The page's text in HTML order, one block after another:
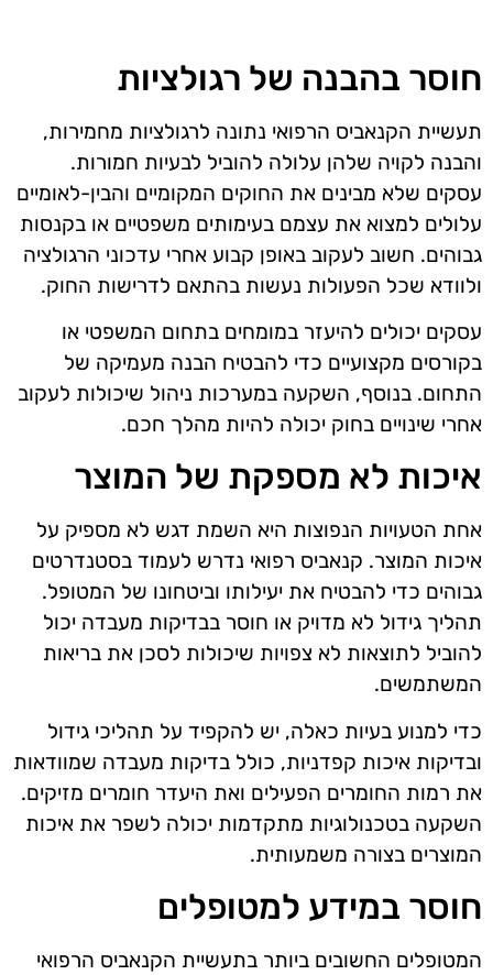
חוסר בהבנה של רגולציות
תעשיית הקנאביס הרפואי נתונה לרגולציות מחמירות,
והבנה לקויה שלהן עלולה להוביל לבעיות חמורות.
עסקים שלא מבינים את החוקים המקומיים והבין-לאומיים
עלולים למצוא את עצמם בעימותים משפטיים או בקנסות
גבוהים. חשוב לעקוב באופן קבוע אחרי עדכוני הרגולציה
ולוודא שכל הפעולות נעשות בהתאם לדרישות החוק.
עסקים יכולים להיעזר במומחים בתחום המשפטי או
בקורסים מקצועיים כדי להבטיח הבנה מעמיקה של
התחום. בנוסף, השקעה במערכות ניהול שיכולות לעקוב
אחרי שינויים בחוק יכולה להיות מהלך חכם.
איכות לא מספקת של המוצר
אחת הטעויות הנפוצות היא השמת דגש לא מספיק על
איכות המוצר. קנאביס רפואי נדרש לעמוד בסטנדרטים
גבוהים כדי להבטיח את יעילותו וביטחונו של המטופל.
תהליך גידול לא מדויק או חוסר בבדיקות מעבדה יכול
להוביל לתוצאות לא צפויות שיכולות לסכן את בריאות
המשתמשים.
כדי למנוע בעיות כאלה, יש להקפיד על תהליכי גידול
ובדיקות איכות קפדניות, כולל בדיקות מעבדה שמוודאות
את רמות החומרים הפעילים ואת היעדר חומרים מזיקים.
השקעה בטכנולוגיות מתקדמות יכולה לשפר את איכות
המוצרים בצורה משמעותית.
חוסר במידע למטופלים
המטופלים החשובים ביותר בתעשיית הקנאביס הרפואי